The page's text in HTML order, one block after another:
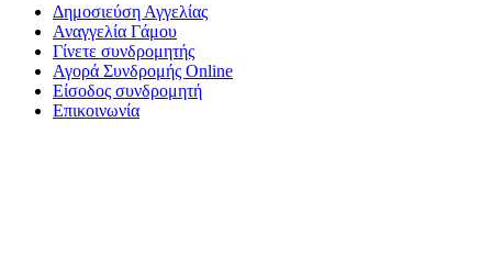
Δημοσιεύση Αγγελίας
Αναγγελία Γάμου
Γίνετε συνδρομητής
Αγορά Συνδρομής Online
Είσοδος συνδρομητή
Επικοινωνία